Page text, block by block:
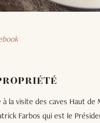
la visite des caves Haut de
Farbos qui est le